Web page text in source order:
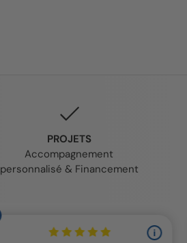
PROJETS
Accompagnement
personnalisé & Financement